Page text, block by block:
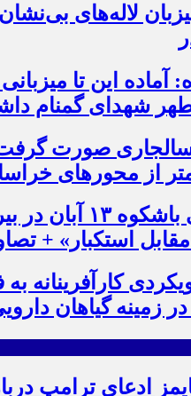
لاله‌های
آماده این تا
شهدای گمنام
سالجاری صورت
راهپیمایی
استکبار» +
کارآفرینانه
زمینه گیاهان
ادعای ترامپ